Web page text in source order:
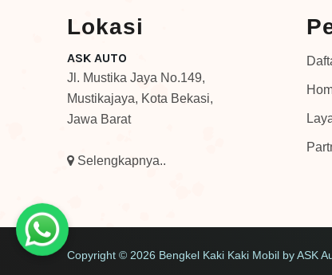
Lokasi
ASK AUTO
Jl. Mustika Jaya No.149,
Mustikajaya, Kota Bekasi,
Jawa Barat
Selengkapnya..
Copyright © 2026 Bengkel Kaki Kaki Mobil by ASK